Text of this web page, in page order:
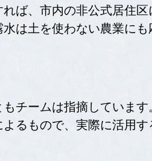
ば、市内の非公式居住
は土を使わない農業に
チームは指摘していま
るもので、実際に活用